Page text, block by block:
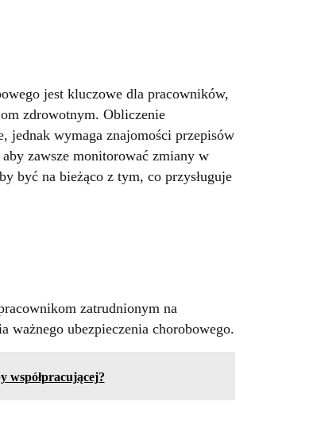
jest kluczowe dla pracowników,
zdrowotnym. Obliczenie
jednak wymaga znajomości przepisów
zawsze monitorować zmiany w
być na bieżąco z tym, co przysługuje
zatrudnionym na
ważnego ubezpieczenia chorobowego.
współpracującej?